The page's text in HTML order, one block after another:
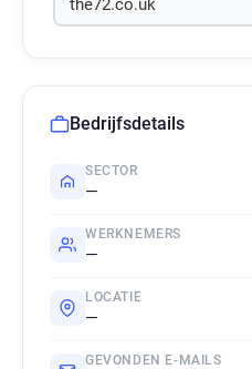
Bedrijfsdetails
SECTOR
—
WERKNEMERS
—
LOCATIE
—
GEVONDEN E-MAILS